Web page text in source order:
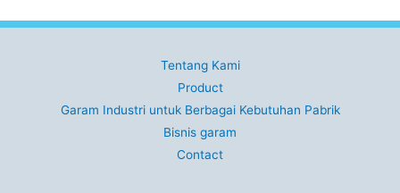
Tentang Kami
Product
Garam Industri untuk Berbagai Kebutuhan Pabrik
Bisnis garam
Contact